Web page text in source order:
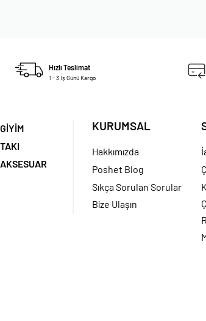
Hızlı Teslimat
1 - 3 İş Günü Kargo
GİYİM
TAKI
AKSESUAR
KURUMSAL
Hakkımızda
Poshet Blog
Sıkça Sorulan Sorular
Bize Ulaşın